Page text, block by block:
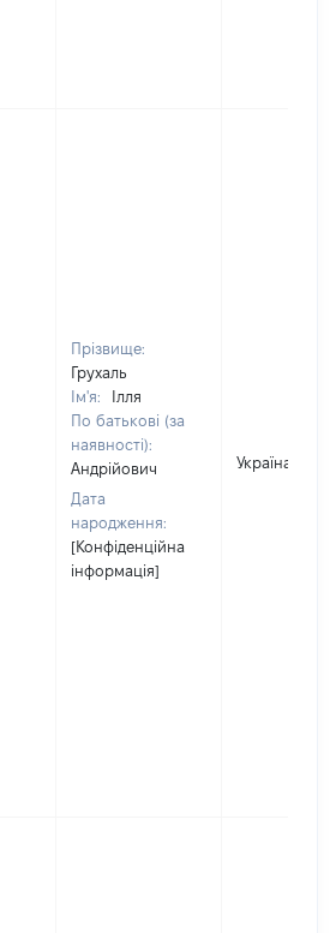
Прізвище:
Грухаль
Ім'я:
Ілля
По батькові (за
наявності):
Андрійович
Дата
народження:
[Конфіденційна
інформація]
Україна